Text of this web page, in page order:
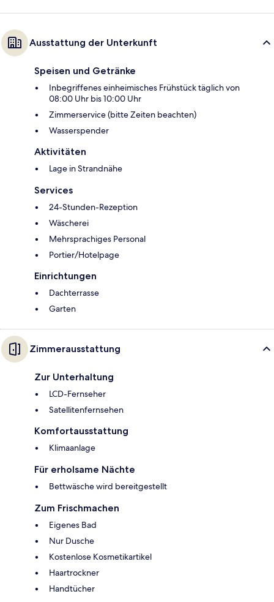
Ausstattung der Unterkunft
Speisen und Getränke
Inbegriffenes einheimisches Frühstück täglich von
08:00 Uhr bis 10:00 Uhr
Zimmerservice (bitte Zeiten beachten)
Wasserspender
Aktivitäten
Lage in Strandnähe
Services
24-Stunden-Rezeption
Wäscherei
Mehrsprachiges Personal
Portier/Hotelpage
Einrichtungen
Dachterrasse
Garten
Zimmerausstattung
Zur Unterhaltung
LCD-Fernseher
Satellitenfernsehen
Komfortausstattung
Klimaanlage
Für erholsame Nächte
Bettwäsche wird bereitgestellt
Zum Frischmachen
Eigenes Bad
Nur Dusche
Kostenlose Kosmetikartikel
Haartrockner
Handtücher